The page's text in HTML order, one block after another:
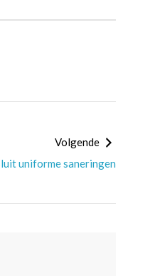
Volgende
uniforme saneringen